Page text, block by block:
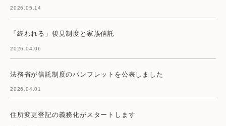
2026.05.14
「終われる」後見制度と家族信託
2026.04.06
法務省が信託制度のパンフレットを公表しました
2026.04.01
住所変更登記の義務化がスタートします